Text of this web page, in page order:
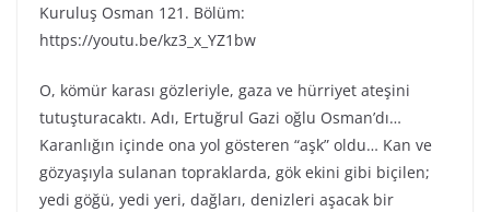
Kuruluş Osman 121. Bölüm:
https://youtu.be/kz3_x_YZ1bw
O, kömür karası gözleriyle, gaza ve hürriyet ateşini
tutuşturacaktı. Adı, Ertuğrul Gazi oğlu Osman’dı…
Karanlığın içinde ona yol gösteren “aşk” oldu… Kan ve
gözyaşıyla sulanan topraklarda, gök ekini gibi biçilen;
yedi göğü, yedi yeri, dağları, denizleri aşacak bir